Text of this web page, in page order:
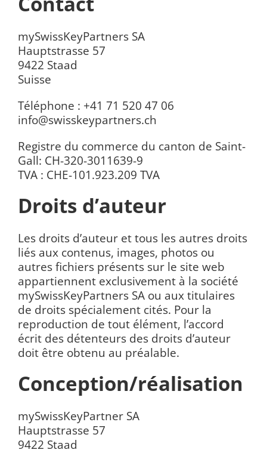
mySwissKeyPartners SA
Hauptstrasse 57
9422 Staad
Suisse
Téléphone : +41 71 520 47 06
info@swisskeypartners.ch
Registre du commerce du canton de Saint-
Gall: CH-320-3011639-9
TVA : CHE-101.923.209 TVA
Droits d’auteur
Les droits d’auteur et tous les autres droits
liés aux contenus, images, photos ou
autres fichiers présents sur le site web
appartiennent exclusivement à la société
mySwissKeyPartners SA ou aux titulaires
de droits spécialement cités. Pour la
reproduction de tout élément, l’accord
écrit des détenteurs des droits d’auteur
doit être obtenu au préalable.
Conception/réalisation
mySwissKeyPartner SA
Hauptstrasse 57
9422 Staad